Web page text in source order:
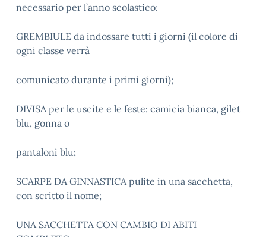
necessario per l’anno scolastico:
GREMBIULE da indossare tutti i giorni (il colore di
ogni classe verrà
comunicato durante i primi giorni);
DIVISA per le uscite e le feste: camicia bianca, gilet
blu, gonna o
pantaloni blu;
SCARPE DA GINNASTICA pulite in una sacchetta,
con scritto il nome;
UNA SACCHETTA CON CAMBIO DI ABITI